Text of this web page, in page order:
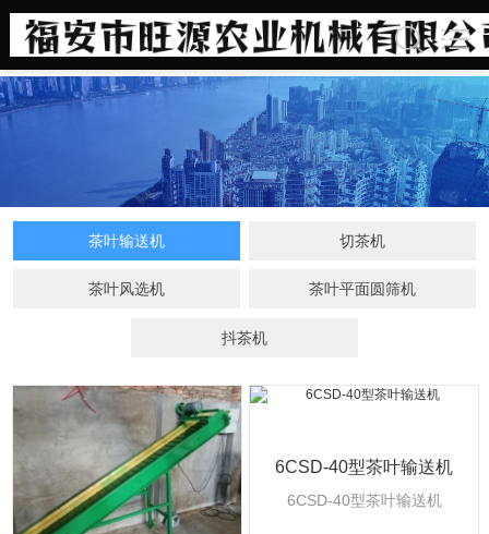
调速茶叶输送机
茶叶输送机 切茶机
茶叶风选机 茶叶平面圆筛机
抖茶机
6CSD-40型茶叶输送机
6CSD-40型茶叶输送机